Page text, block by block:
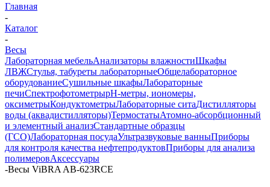
Главная
-
Каталог
-
Весы
Лабораторная мебельАнализаторы влажностиШкафы
ЛВЖСтулья, табуреты лабораторныеОбщелабораторное
оборудованиеСушильные шкафыЛабораторные
печиСпектрофотометрыpH-метры, иономеры,
оксиметрыКондуктометрыЛабораторные ситаДистилляторы
воды (аквадистилляторы)ТермостатыАтомно-абсорбционный
и элементный анализСтандартные образцы
(ГСО)Лабораторная посудаУльтразвуковые ванныПриборы
для контроля качества нефтепродуктовПриборы для анализа
полимеровАксессуары
-Весы ViBRA AB-623RCE